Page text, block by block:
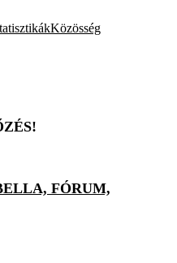
Közösség
FÓRUM,